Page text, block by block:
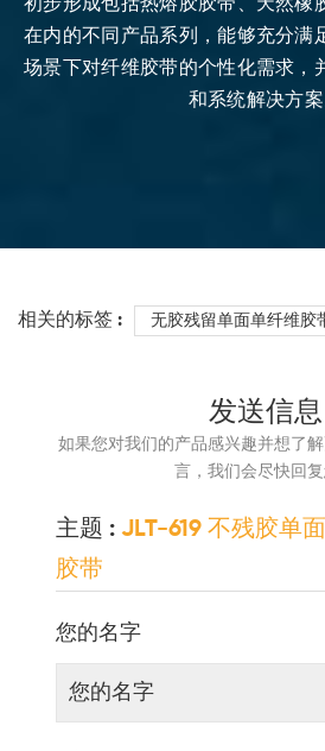
在内的不同产品系列，能够充分满
场景下对纤维胶带的个性化需求，
和系统解决方案
相关的标签 : 无胶残留单面单纤维胶
发送信息
如果您对我们的产品感兴趣并想了
言，我们会尽快回复
主题 : JLT-619 不残胶单
胶带
您的名字